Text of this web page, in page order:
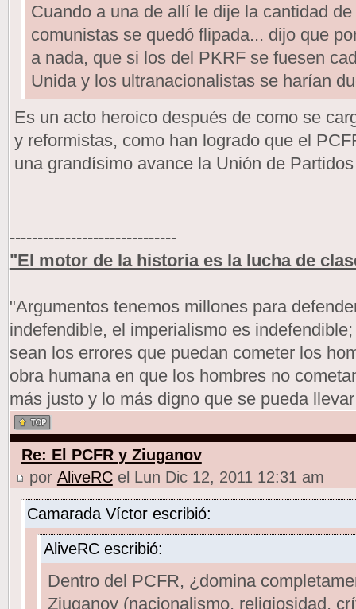
Cuando a una de allí le dije la cantidad
comunistas se quedó flipada... dijo que
a nada, que si los del PKRF se fuesen
Unida y los ultranacionalistas se harían
Es un acto heroico después de como se
y reformistas, como han logrado que el
una grandísimo avance la Unión de
------------------------------
"El motor de la historia es la lucha de
"Argumentos tenemos millones para
indefendible, el imperialismo es
sean los errores que puedan cometer los
obra humana en que los hombres no
más justo y lo más digno que se pueda
Re: El PCFR y Ziuganov
por AliveRCel Lun Dic 12, 2011 12:31 am
Camarada Víctor escribió:
AliveRC escribió:
Dentro del PCFR, ¿domina
Ziuganov (nacionalismo, religiosidad,